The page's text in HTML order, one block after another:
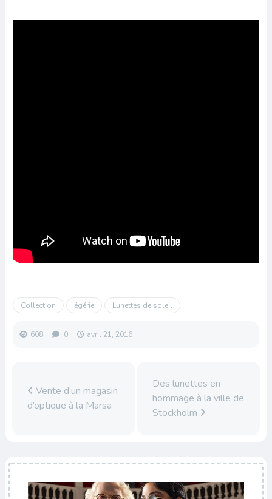
Collection égérie Lunettes de soleil
608 0 avril 21, 2016
Vente d’un magasin
d’optique à la Marsa
Des lunettes en
hommage à la ville de
Stockholm